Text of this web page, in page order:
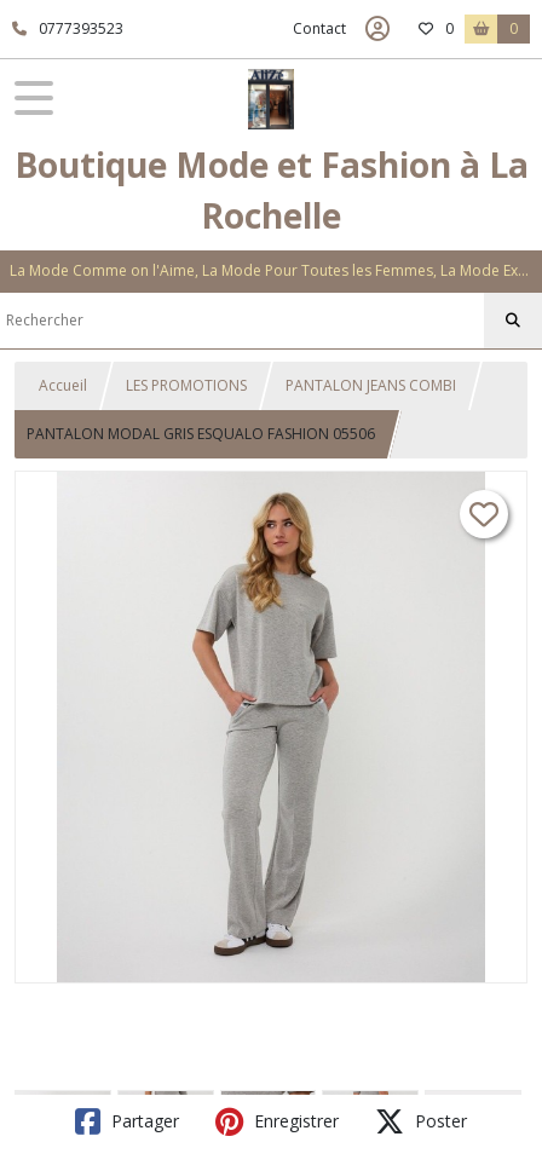
0777393523 Contact 0 0
Boutique Mode et Fashion à La
Rochelle
La Mode Comme on l'Aime, La Mode Pour Toutes les Femmes, La Mode Exclusive Aux Matières Et Couleurs Novatrices, La Mode Qui Vous Séduira
Accueil LES PROMOTIONS PANTALON JEANS COMBI
PANTALON MODAL GRIS ESQUALO FASHION 05506
Partager Enregistrer Poster